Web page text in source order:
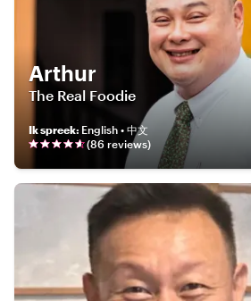
Arthur
The Real Foodie
Ik spreek: English • 中文
(86 reviews)